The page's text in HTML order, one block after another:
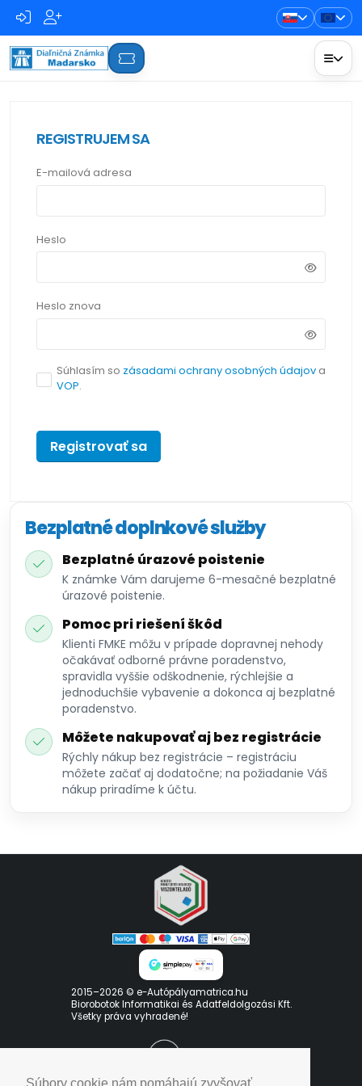
REGISTRUJEM SA
E-mailová adresa
Heslo
Heslo znova
Súhlasím so zásadami ochrany osobných údajov a
VOP.
Registrovať sa
Bezplatné doplnkové služby
Bezplatné úrazové poistenie
K známke Vám darujeme 6-mesačné bezplatné
úrazové poistenie.
Pomoc pri riešení škôd
Klienti FMKE môžu v prípade dopravnej nehody
očakávať odborné právne poradenstvo,
spravidla vyššie odškodnenie, rýchlejšie a
jednoduchšie vybavenie a dokonca aj bezplatné
poradenstvo.
Môžete nakupovať aj bez registrácie
Rýchly nákup bez registrácie – registráciu
môžete začať aj dodatočne; na požiadanie Váš
nákup priradíme k účtu.
2015–2026 © e-Autópályamatrica.hu
Biorobotok Informatikai és Adatfeldolgozási Kft.
Všetky práva vyhradené!